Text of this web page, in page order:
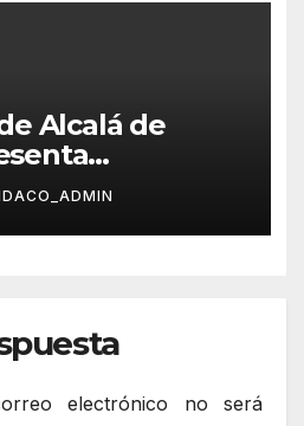
Leyenda´
electrónico no será